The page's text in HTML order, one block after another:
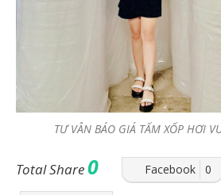
TƯ VÂN BÁO GIÁ TẤM XỐP HƠI
Total Share0 Facebook 0